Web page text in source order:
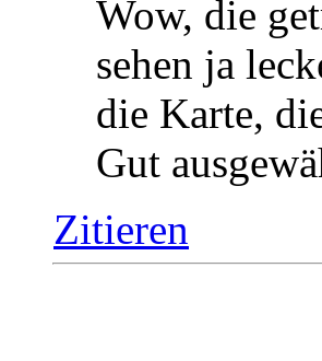
Wow, die
sehen ja
die Karte,
Gut
Zitieren